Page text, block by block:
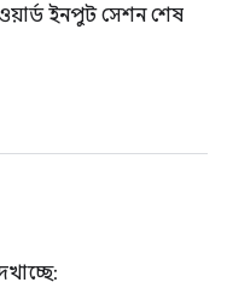
ইনপুট সেশন শেষ